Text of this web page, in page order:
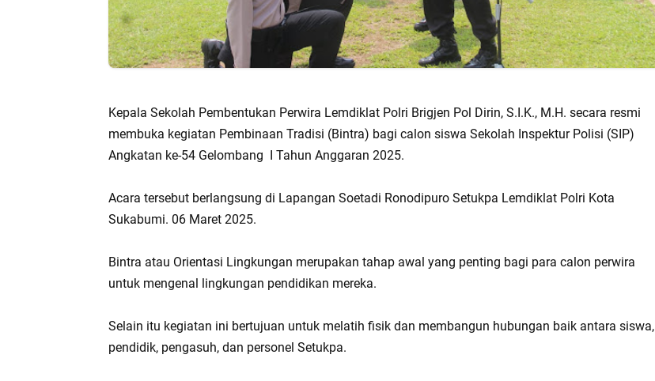
Kepala Sekolah Pembentukan Perwira Lemdiklat Polri Brigjen Pol Dirin, S.I.K., M.H. secara resmi
membuka kegiatan Pembinaan Tradisi (Bintra) bagi calon siswa Sekolah Inspektur Polisi (SIP)
Angkatan ke-54 Gelombang I Tahun Anggaran 2025.
Acara tersebut berlangsung di Lapangan Soetadi Ronodipuro Setukpa Lemdiklat Polri Kota
Sukabumi. 06 Maret 2025.
Bintra atau Orientasi Lingkungan merupakan tahap awal yang penting bagi para calon perwira
untuk mengenal lingkungan pendidikan mereka.
Selain itu kegiatan ini bertujuan untuk melatih fisik dan membangun hubungan baik antara siswa,
pendidik, pengasuh, dan personel Setukpa.